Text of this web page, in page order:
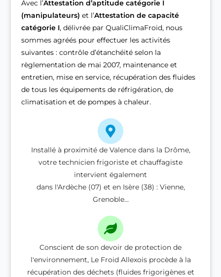
Avec l’Attestation d’aptitude catégorie I
(manipulateurs) et l’Attestation de capacité
catégorie I, délivrée par QualiClimaFroid, nous
sommes agréés pour effectuer les activités
suivantes : contrôle d’étanchéité selon la
règlementation de mai 2007, maintenance et
entretien, mise en service, récupération des fluides
de tous les équipements de réfrigération, de
climatisation et de pompes à chaleur.
Installé à proximité de Valence dans la Drôme,
votre technicien frigoriste et chauffagiste
intervient également
dans l'Ardèche (07) et en Isère (38) : Vienne,
Grenoble...
Conscient de son devoir de protection de
l'environnement, Le Froid Allexois procède à la
récupération des déchets (fluides frigorigènes et